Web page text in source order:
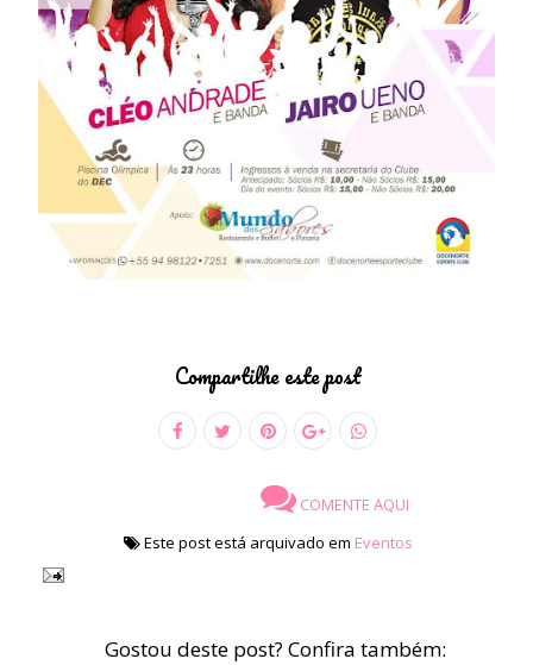
Compartilhe este post
COMENTE AQUI
Este post está arquivado em Eventos
Gostou deste post? Confira também: